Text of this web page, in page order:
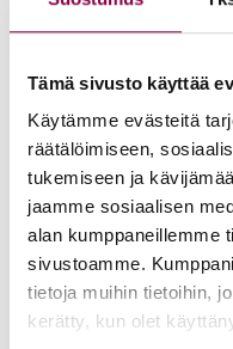
Tämä sivusto käyttää
Käytämme evästeitä
räätälöimiseen,
tukemiseen ja
jaamme sosiaalisen
alan kumppaneillemme
sivustoamme.
tietoja muihin tietoihin,
kerätty, kun olet
Hoida jalat
kovettumat
varpaankynnet
hankausta
Ehkäise
Korkokenkiin
asettaa
aluetta ja